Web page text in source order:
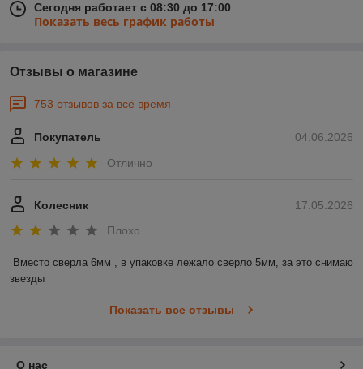
Сегодня работает с 08:30 до 17:00
Показать весь график работы
Отзывы о магазине
753 отзывов за всё время
04.06.2026
Покупатель
Отлично
17.05.2026
Колесник
Плохо
Вместо сверла 6мм , в упаковке лежало сверло 5мм, за это снимаю
звезды
Показать все отзывы
О нас